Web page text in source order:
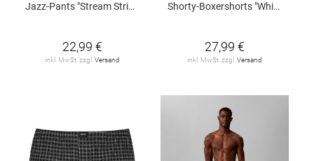
Jazz-Pants "Stream Stripes"
22,99 €
inkl. MwSt. zzgl. Versand
Shorty-Boxershorts "White Squares"
27,99 €
inkl. MwSt. zzgl. Versand